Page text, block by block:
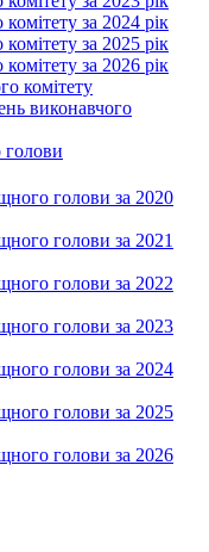
за 2024 рік
за 2025 рік
за 2026 рік
комітету
виконавчого
голови за 2020
голови за 2021
голови за 2022
голови за 2023
голови за 2024
голови за 2025
голови за 2026